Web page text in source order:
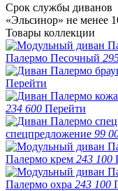
Срок службы диванов
«Эльсинор» не менее
Товары коллекции
Палермо Песочный
Перейти
234 600 Перейти
спецпредложение 99
Палермо крем 243 100
Палермо охра 243 100